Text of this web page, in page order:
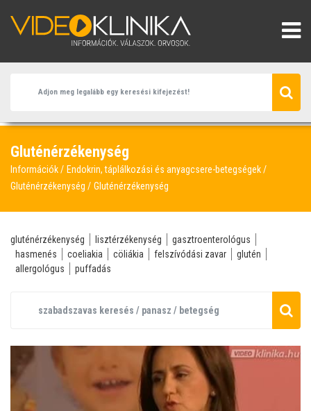
Gluténérzékenység
Információk
Endokrin, táplálkozási és anyagcsere-betegségek
Gluténérzékenység
Gluténérzékenység
gluténérzékenység lisztérzékenység
gasztroenterológus
hasmenés
coeliakia cöliákia felszívódási zavar
glutén
allergológus
puffadás